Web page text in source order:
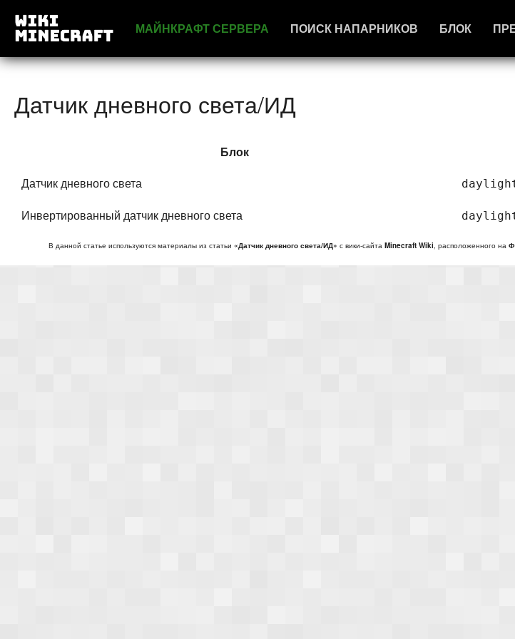
МАЙНКРАФТ СЕРВЕРА ПОИСК НАПАРНИКОВ БЛОК
Датчик дневного света/ИД
Блок
Датчик дневного света
Инвертированный датчик дневного света
В данной статье используются материалы из статьи «Датчик дневного света/ИД» с вики-сайта Minecraft Wiki, расположенного на